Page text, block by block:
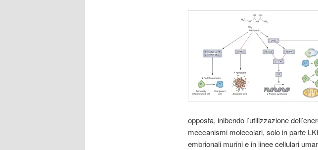
opposta, inibendo l’utilizzazione
meccanismi molecolari, solo in parte
embrionali murini e in linee cellulari